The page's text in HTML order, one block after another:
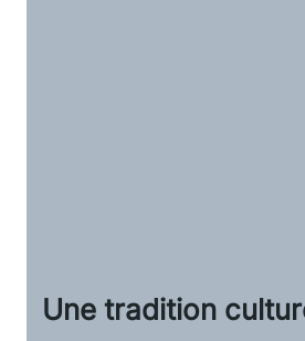
Une tradition